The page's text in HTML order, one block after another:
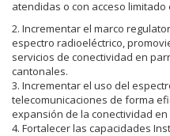
atendidas o con acceso limitado
2. Incrementar el marco
espectro radioeléctrico,
servicios de conectividad en
cantonales.
3. Incrementar el uso del
telecomunicaciones de forma
expansión de la conectividad
4. Fortalecer las capacidades